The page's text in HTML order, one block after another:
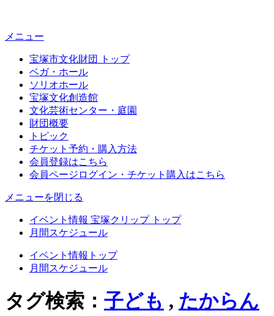
メニュー
宝塚市文化財団 トップ
ベガ・ホール
ソリオホール
宝塚文化創造館
文化芸術センター・庭園
財団概要
トピック
チケット予約・購入方法
会員登録はこちら
会員ページログイン・チケット購入はこちら
メニューを閉じる
イベント情報 宝塚クリップ トップ
月間スケジュール
イベント情報トップ
月間スケジュール
タグ検索： 子ども , たからん